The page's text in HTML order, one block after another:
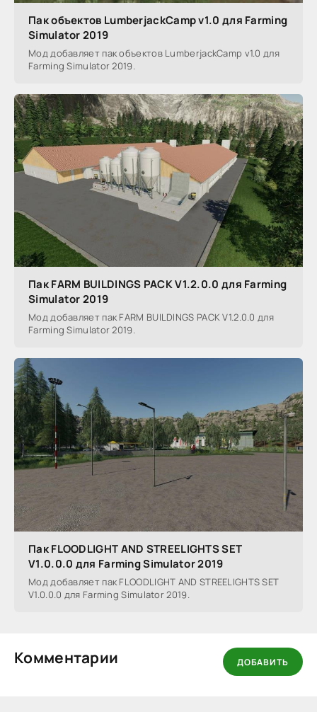
Пак объектов LumberjackCamp v1.0 для Farming
Simulator 2019
Мод добавляет пак объектов LumberjackCamp v1.0 для
Farming Simulator 2019.
Пак FARM BUILDINGS PACK V1.2.0.0 для Farming
Simulator 2019
Мод добавляет пак FARM BUILDINGS PACK V1.2.0.0 для
Farming Simulator 2019.
Пак FLOODLIGHT AND STREELIGHTS SET
V1.0.0.0 для Farming Simulator 2019
Мод добавляет пак FLOODLIGHT AND STREELIGHTS SET
V1.0.0.0 для Farming Simulator 2019.
Комментарии ДОБАВИТЬ